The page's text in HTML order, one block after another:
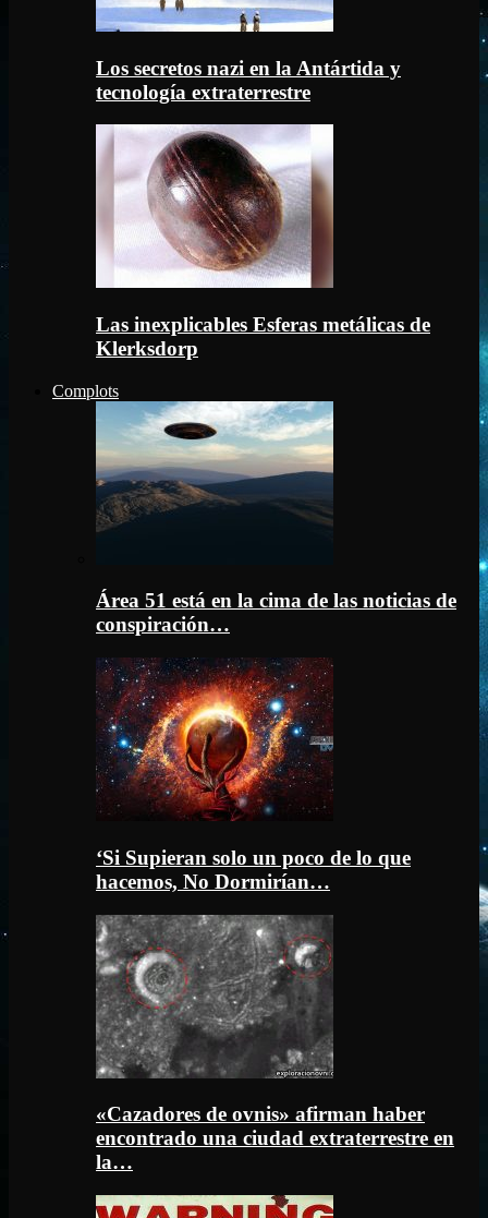
Los secretos nazi en la Antártida y
tecnología extraterrestre
Las inexplicables Esferas metálicas de
Klerksdorp
Complots
Área 51 está en la cima de las noticias de
conspiración…
‘Si Supieran solo un poco de lo que
hacemos, No Dormirían…
«Cazadores de ovnis» afirman haber
encontrado una ciudad extraterrestre en
la…